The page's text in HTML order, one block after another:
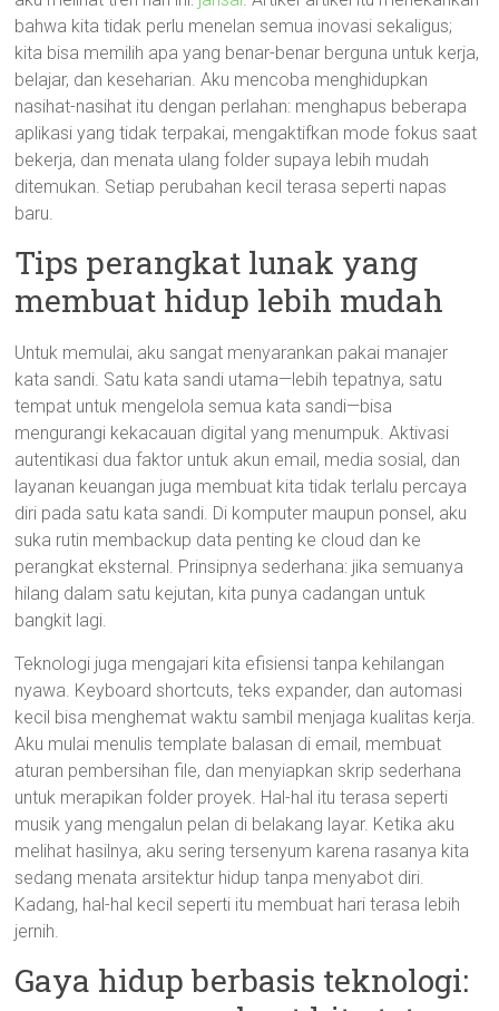
bahwa kita tidak perlu menelan semua inovasi sekaligus;
kita bisa memilih apa yang benar-benar berguna untuk kerja,
belajar, dan keseharian. Aku mencoba menghidupkan
nasihat-nasihat itu dengan perlahan: menghapus beberapa
aplikasi yang tidak terpakai, mengaktifkan mode fokus saat
bekerja, dan menata ulang folder supaya lebih mudah
ditemukan. Setiap perubahan kecil terasa seperti napas
baru.
Tips perangkat lunak yang
membuat hidup lebih mudah
Untuk memulai, aku sangat menyarankan pakai manajer
kata sandi. Satu kata sandi utama—lebih tepatnya, satu
tempat untuk mengelola semua kata sandi—bisa
mengurangi kekacauan digital yang menumpuk. Aktivasi
autentikasi dua faktor untuk akun email, media sosial, dan
layanan keuangan juga membuat kita tidak terlalu percaya
diri pada satu kata sandi. Di komputer maupun ponsel, aku
suka rutin membackup data penting ke cloud dan ke
perangkat eksternal. Prinsipnya sederhana: jika semuanya
hilang dalam satu kejutan, kita punya cadangan untuk
bangkit lagi.
Teknologi juga mengajari kita efisiensi tanpa kehilangan
nyawa. Keyboard shortcuts, teks expander, dan automasi
kecil bisa menghemat waktu sambil menjaga kualitas kerja.
Aku mulai menulis template balasan di email, membuat
aturan pembersihan file, dan menyiapkan skrip sederhana
untuk merapikan folder proyek. Hal-hal itu terasa seperti
musik yang mengalun pelan di belakang layar. Ketika aku
melihat hasilnya, aku sering tersenyum karena rasanya kita
sedang menata arsitektur hidup tanpa menyabot diri.
Kadang, hal-hal kecil seperti itu membuat hari terasa lebih
jernih.
Gaya hidup berbasis teknologi: